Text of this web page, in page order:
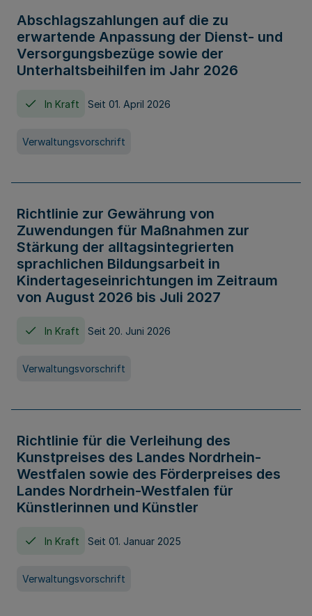
Abschlagszahlungen auf die zu
erwartende Anpassung der Dienst- und
Versorgungsbezüge sowie der
Unterhaltsbeihilfen im Jahr 2026
In Kraft Seit 01. April 2026
Verwaltungsvorschrift
Richtlinie zur Gewährung von
Zuwendungen für Maßnahmen zur
Stärkung der alltagsintegrierten
sprachlichen Bildungsarbeit in
Kindertageseinrichtungen im Zeitraum
von August 2026 bis Juli 2027
In Kraft Seit 20. Juni 2026
Verwaltungsvorschrift
Richtlinie für die Verleihung des
Kunstpreises des Landes Nordrhein-
Westfalen sowie des Förderpreises des
Landes Nordrhein-Westfalen für
Künstlerinnen und Künstler
In Kraft Seit 01. Januar 2025
Verwaltungsvorschrift